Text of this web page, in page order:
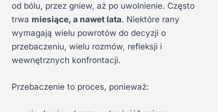
od bólu, przez gniew, aż po uwolnienie. Często
trwa miesiące, a nawet lata. Niektóre rany
wymagają wielu powrotów do decyzji o
przebaczeniu, wielu rozmów, refleksji i
wewnętrznych konfrontacji.
Przebaczenie to proces, ponieważ: